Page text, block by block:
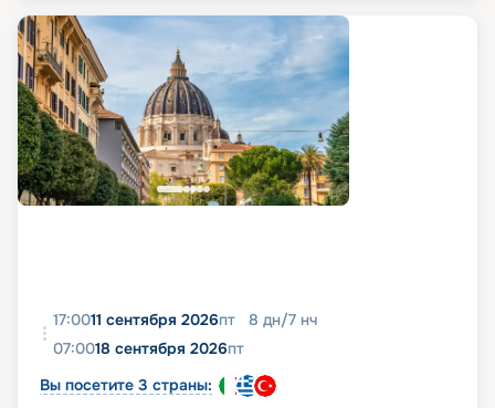
17:0011 сентября 2026пт 8 дн/7 нч
07:0018 сентября 2026пт
Вы посетите 3 страны: